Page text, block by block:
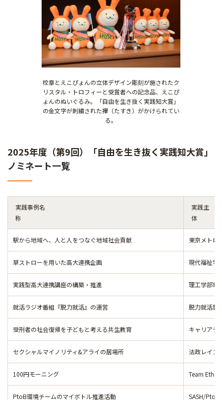
校章とえこぴょんの立体デザイン彫刻が施されたク
リスタル・トロフィーと受賞者への記念品、えこぴ
ょんのぬいぐるみ。「自由を生き抜く実践知大賞」
の金文字が刺繍された襷（たすき）がかけられてい
る。
2025年度（第9回）「自由を生き抜く実践知大賞」
ノミネート一覧
実践事例名
称
実践主
駅から地域へ、人と人をつなぐ地域社会貢献 東京メトロ
草ストローを用いた高大連携企画 現代福祉学
実践型高大連携講座の構築・推進 理工学部電
就活ラジオ番組『脱力就活』の運営 脱力就活製
受刑者の社会復帰を子どもと考える共生教育 キャリアデ
セクシャルマイノリティ&アライの居場所 法政レイン
100円モーニング Team
PtoB環境チームのマイボトル推進活動 SASH/PtoB